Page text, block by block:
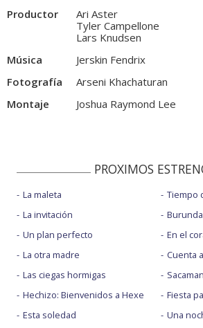
Productor
Ari Aster
Tyler Campellone
Lars Knudsen
Música
Jerskin Fendrix
Fotografía
Arseni Khachaturan
Montaje
Joshua Raymond Lee
PROXIMOS
La maleta
La invitación
Un plan perfecto
La otra madre
Las ciegas hormigas
Hechizo: Bienvenidos a Hexe
Esta soledad
Tiempo
En el
Cuenta
Fiesta
Una